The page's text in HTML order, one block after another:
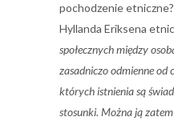
pochodzenie
Hyllanda Eriksena
społecznych między
zasadniczo odmienne od
których istnienia są
stosunki. Można ją